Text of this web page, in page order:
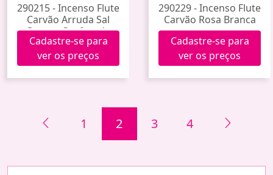
290215 - Incenso Flute
Carvão Arruda Sal
Grosso Canforado
Cadastre-se para
ver os preços
290229 - Incenso Flute
Carvão Rosa Branca
Cadastre-se para
ver os preços
1 2 3 4